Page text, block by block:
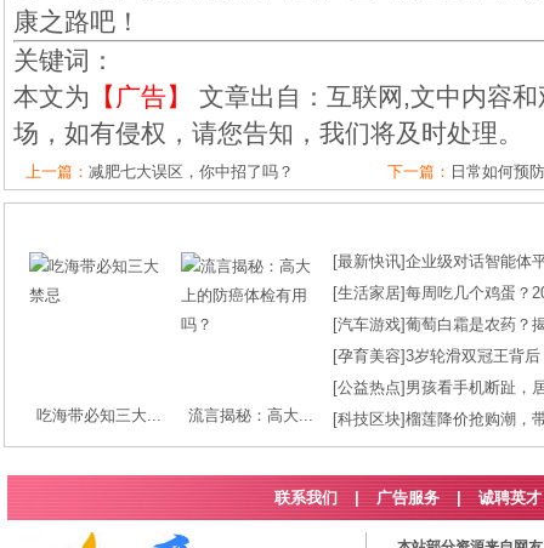
康之路吧！
关键词：
本文为 【广告】
文章出自：互联网,文中内容
场，如有侵权，请您告知，我们将及时处理。
上一篇： 减肥七大误区，你中招了吗？ 下一篇： 日常如何预
吃海带必知三大... 流言揭秘：高大...
[最新快讯]企业级对话智能体
[生活家居]每周吃几个鸡蛋？
[汽车游戏]葡萄白霜是农药？
[孕育美容]3岁轮滑双冠王背
[公益热点] 男孩看手机断趾，
[科技区块]榴莲降价抢购潮，
联系我们 广告服务 | 诚聘英才